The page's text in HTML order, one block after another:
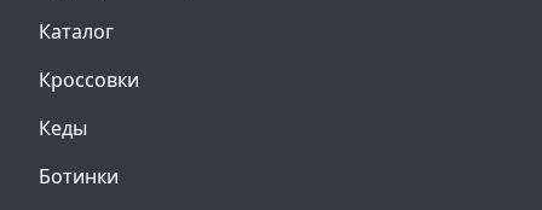
Каталог
Кроссовки
Кеды
Ботинки